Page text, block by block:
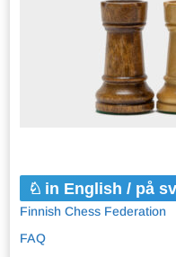
in English / på
Finnish Chess Federation
FAQ